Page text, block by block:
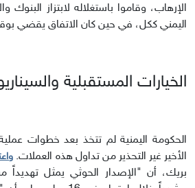
الإرهاب، وقاموا باستغلاله لابتزاز البنوك
اليمني ككل، في حين كان الاتفاق يقضي
الخيارات المستقبلية
الحكومة اليمنية لم تتخذ بعد خطوات
الأخير غير التحذير من تداول هذه العملات.
بريك، أن "الإصدار الحوثي يمثل تهديداً